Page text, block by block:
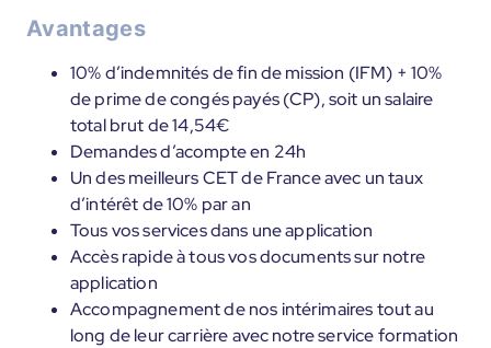
Avantages
10% d’indemnités de fin de mission (IFM) + 10%
de prime de congés payés (CP), soit un salaire
total brut de 14,54€
Demandes d’acompte en 24h
Un des meilleurs CET de France avec un taux
d’intérêt de 10% par an
Tous vos services dans une application
Accès rapide à tous vos documents sur notre
application
Accompagnement de nos intérimaires tout au
long de leur carrière avec notre service formation